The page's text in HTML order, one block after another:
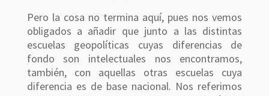
Pero la cosa no termina aquí, pues nos vemos
obligados a añadir que junto a las distintas
escuelas geopolíticas cuyas diferencias de
fondo son intelectuales nos encontramos,
también, con aquellas otras escuelas cuya
diferencia es de base nacional. Nos referimos